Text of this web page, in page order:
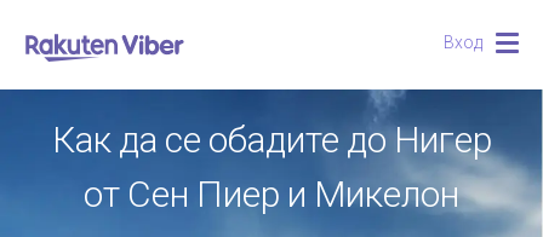
Вход
Как да се обадите до Нигер
от Сен Пиер и Микелон